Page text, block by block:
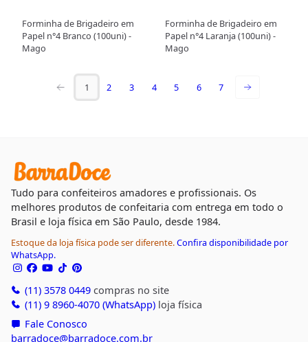
Forminha de Brigadeiro em
Papel n°4 Branco (100uni) -
Mago
Forminha de Brigadeiro em
Papel n°4 Laranja (100uni) -
Mago
1 2 3 4 5 6 7
Tudo para confeiteiros amadores e profissionais. Os
melhores produtos de confeitaria com entrega em todo o
Brasil e loja física em São Paulo, desde 1984.
Estoque da loja física pode ser diferente.Confira disponibilidade por
WhatsApp.
(11) 3578 0449compras no site
(11) 9 8960-4070 (WhatsApp)loja física
Fale Conosco
barradoce@barradoce.com.br